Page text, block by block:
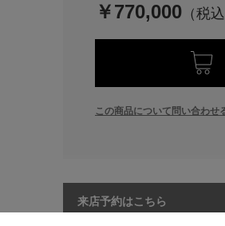
￥770,000
この商品について問い合わせ
来店予約はこちら